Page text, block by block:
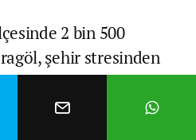
2 bin 500
şehir stresinden
tutkunlarını
dağları arasında